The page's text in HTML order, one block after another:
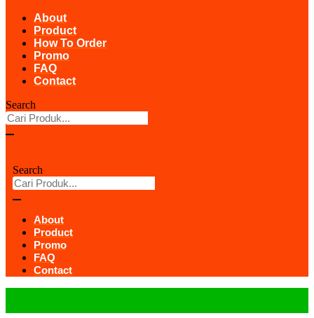
About
Product
How To Order
Promo
FAQ
Contact
Search
Search
About
Product
Promo
FAQ
Contact